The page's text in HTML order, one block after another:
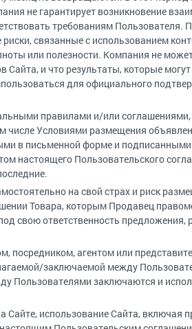
не гарантирует возникновение
требованиям Пользователя.
связанные с использованием
или полезности. Компания не
и что результаты, которые
для официального
правилами и/или
числе Условиями размещения
в письменной форме и подписанными
настоящего Пользовательского
на свой страх и риск
Товара, которым Продавец
свою ответственность
посредником, агентом или
заключаемой между
Пользователями заключаются и
Сайте, использование Сайта, включая